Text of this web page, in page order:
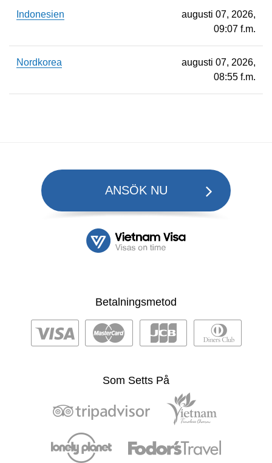
Indonesien
augusti 07, 2026,
09:07 f.m.
Nordkorea
augusti 07, 2026,
08:55 f.m.
ANSÖK NU
Betalningsmetod
Som Setts På